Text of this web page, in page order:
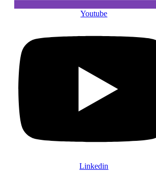
Youtube
Linkedin